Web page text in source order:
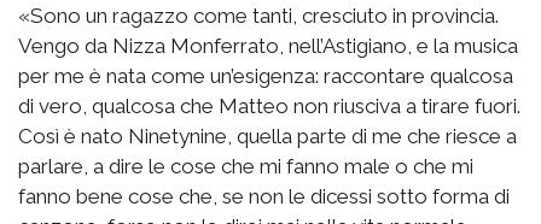
«Sono un ragazzo come tanti, cresciuto in provincia.
Vengo da Nizza Monferrato, nell’Astigiano, e la musica
per me è nata come un’esigenza: raccontare qualcosa
di vero, qualcosa che Matteo non riusciva a tirare fuori.
Così è nato Ninetynine, quella parte di me che riesce a
parlare, a dire le cose che mi fanno male o che mi
fanno bene cose che, se non le dicessi sotto forma di